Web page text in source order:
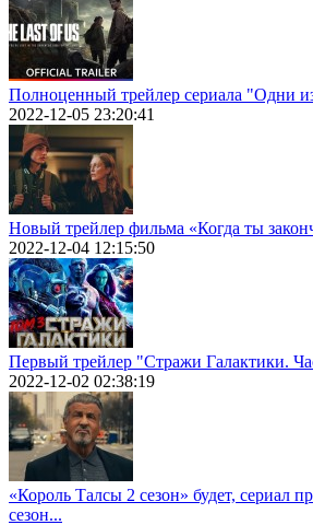
Полноценный трейлер сериала "Одни
2022-12-05 23:20:41
Новый трейлер фильма «Когда ты
2022-12-04 12:15:50
Первый трейлер "Стражи Галактики.
2022-12-02 02:38:19
«Король Талсы 2 сезон» будет, сериал
сезон...